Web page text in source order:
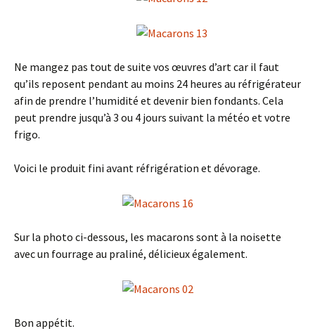
Ne mangez pas tout de suite vos œuvres d’art car il faut
qu’ils reposent pendant au moins 24 heures au réfrigérateur
afin de prendre l’humidité et devenir bien fondants. Cela
peut prendre jusqu’à 3 ou 4 jours suivant la météo et votre
frigo.
Voici le produit fini avant réfrigération et dévorage.
Sur la photo ci-dessous, les macarons sont à la noisette
avec un fourrage au praliné, délicieux également.
Bon appétit.